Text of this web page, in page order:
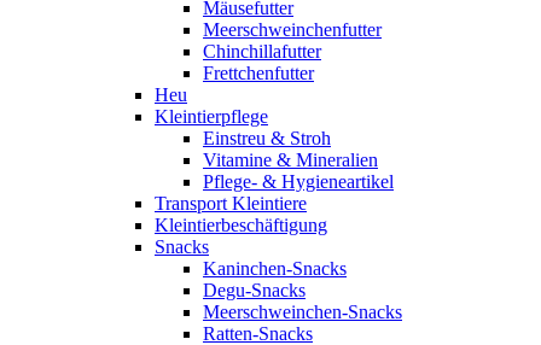
Mäusefutter
Meerschweinchenfutter
Chinchillafutter
Frettchenfutter
Heu
Kleintierpflege
Einstreu & Stroh
Vitamine & Mineralien
Pflege- & Hygieneartikel
Transport Kleintiere
Kleintierbeschäftigung
Snacks
Kaninchen-Snacks
Degu-Snacks
Meerschweinchen-Snacks
Ratten-Snacks